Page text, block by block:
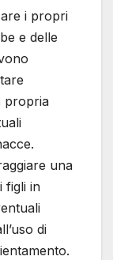
i propri
e delle
propria
una
figli in
di